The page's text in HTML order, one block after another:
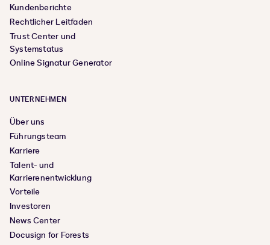
Kundenberichte
Rechtlicher Leitfaden
Trust Center und
Systemstatus
Online Signatur Generator
UNTERNEHMEN
Über uns
Führungsteam
Karriere
Talent- und
Karrierenentwicklung
Vorteile
Investoren
News Center
Docusign for Forests